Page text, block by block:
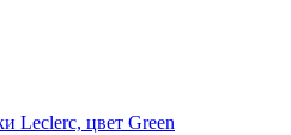
Leclerc, цвет Green